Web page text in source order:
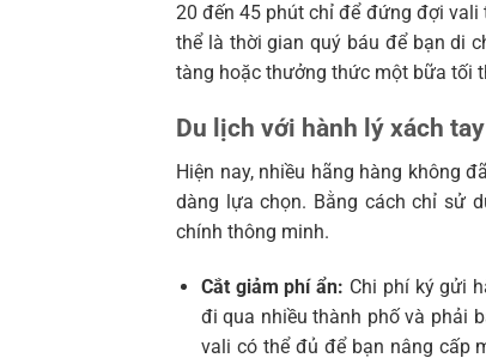
20 đến 45 phút chỉ để đứng đợi vali
thể là thời gian quý báu để bạn di
tàng hoặc thưởng thức một bữa tối
Du lịch với hành lý xách
Hiện nay, nhiều hãng hàng không
dàng lựa chọn. Bằng cách chỉ sử
chính thông minh.
Cắt giảm phí ẩn: Chi phí ký gửi
đi qua nhiều thành phố và phải
vali có thể đủ để bạn nâng cấp